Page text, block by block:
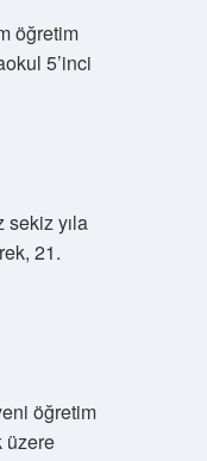
öğretim
5’inci
yıla
21.
öğretim
üzere